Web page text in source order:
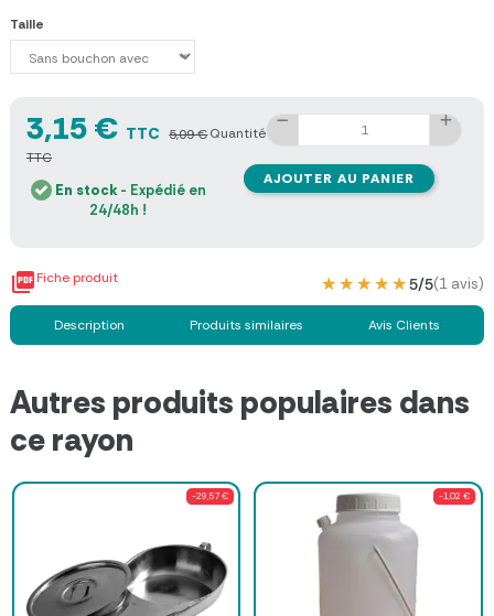
Taille
3,15 € TTC 5,09 €
TTC
En stock- Expédié en
24/48h !
Quantité
AJOUTER AU PANIER
Fiche produit ★★★★★
★★★★★5/5(1 avis)
Description Produits similaires Avis Clients
Autres produits populaires dans
ce rayon
-29,57 € -1,02 €